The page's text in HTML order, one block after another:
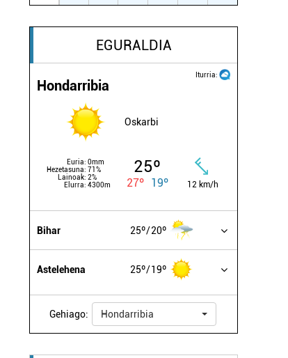
EGURALDIA
Iturria:
Hondarribia
Oskarbi
Euria: 0mm
Hezetasuna: 71%
Lainoak: 2%
Elurra: 4300m
25º
27º 19º 12 km/h
Bihar 25º 20º
Astelehena 25º 19º
Gehiago: Hondarribia